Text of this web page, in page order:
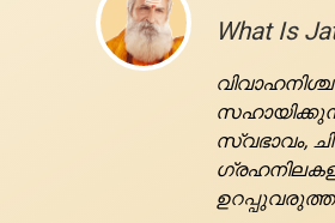
What Is
സ്വഭാവം,